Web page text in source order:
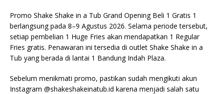
Promo Shake Shake in a Tub Grand Opening Beli 1 Gratis 1
berlangsung pada 8–9 Agustus 2026. Selama periode tersebut,
setiap pembelian 1 Huge Fries akan mendapatkan 1 Regular
Fries gratis. Penawaran ini tersedia di outlet Shake Shake in a
Tub yang berada di lantai 1 Bandung Indah Plaza.
Sebelum menikmati promo, pastikan sudah mengikuti akun
Instagram @shakeshakeinatub.id karena menjadi salah satu